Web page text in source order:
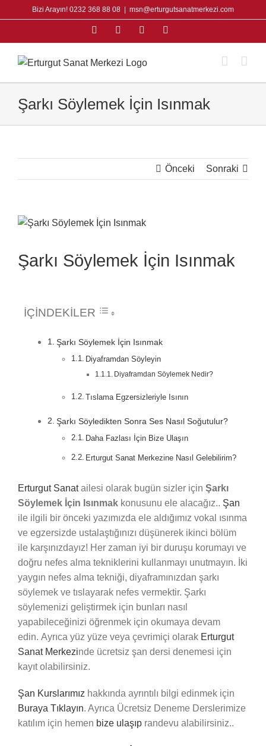
to
Bizi Arayın! 0232 368 88 08 msn@erturgutsanatmerkezi.com
FacebookInstagram
Şarkı Söylemek İçin Isınmak
Önceki Sonraki
View
Şarkı Söylemek İçin Isınmak
İÇİNDEKİLER
Şarkı Söylemek İçin Isınmak
Diyaframdan Söyleyin
Diyaframdan Söylemek Nedir?
Tıslama Egzersizleriyle Isının
Şarkı Söyledikten Sonra Ses Nasıl Soğutulur?
Daha Fazlası İçin Bize Ulaşın
Erturgut Sanat Merkezine Nasıl Gelebilirim?
Erturgut Sanatailesi olarak bugün sizler için Şarkı
Söylemek İçin Isınmakkonusunu ele alacağız.. Şan
ile ilgili bir önceki yazımızda ele aldığımız vokal ısınma
ve egzersizde ustalaştığınızı düşünerek ikinci bölüm
ile karşınızdayız! Her zaman iyi bir duruşu korumayı ve
doğru nefes alma tekniklerini kullanmayı unutmayın. İki
yaygın nefes alma tekniği, diyaframınızdan şarkı
söylemek ve tıslayarak nefes vermektir. Şarkı
söylemenizi geliştirmek için bunları nasıl
yapabileceğinizi öğrenmek için okumaya devam
edin. Ayrıca yüz yüze veya çevrimiçi olarak Erturgut
Sanat Merkezinde ücretsiz şan dersi denemesi için
kayıt olabilirsiniz.
Şan Kurslarımız hakkında ayrıntılı bilgi edinmek için
Buraya Tıklayın. Ayrıca Ücretsiz Deneme Derslerimize
katılım için hemen bize ulaşıprandevu alabilirsiniz..